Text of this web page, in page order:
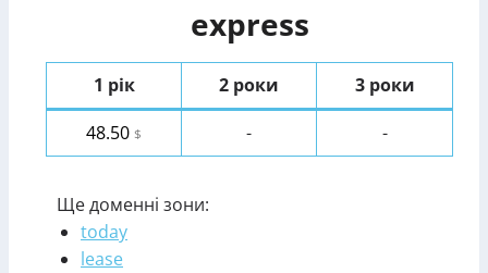
express
1 рік 2 роки
3 роки
48.50 $ - -
Ще доменні зони:
today
lease